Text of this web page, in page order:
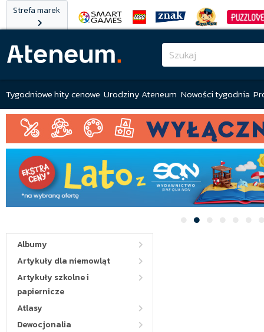
Strefa marek
Tygodniowe hity cenowe Urodziny Ateneum Nowości tygodnia
Albumy
Artykuły dla niemowląt
Artykuły szkolne i
papiernicze
Atlasy
Dewocjonalia